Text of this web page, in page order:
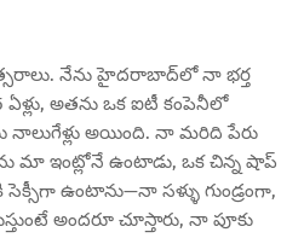
నేను హైదరాబాద్‌లో నా భర్త
అతను ఒక ఐటీ కంపెనీలో
నాలుగేళ్లు అయింది. నా మరిది పేరు
మా ఇంట్లోనే ఉంటాడు, ఒక చిన్న షాప్
ఉంటాను—నా సళ్ళు గుండ్రంగా,
అందరూ చూస్తారు, నా పూకు